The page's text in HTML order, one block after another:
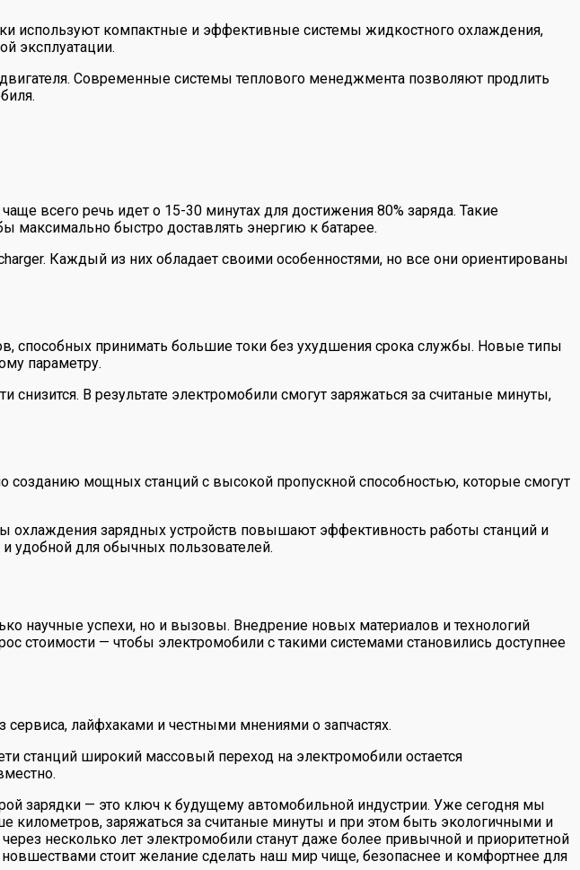
используют компактные и эффективные системы жидкостного охлаждения,
эксплуатации.
Современные системы теплового менеджмента позволяют продлить
всего речь идет о 15-30 минутах для достижения 80% заряда. Такие
максимально быстро доставлять энергию к батарее.
Каждый из них обладает своими особенностями, но все они ориентированы
способных принимать большие токи без ухудшения срока службы. Новые типы
параметру.
снизится. В результате электромобили смогут заряжаться за считаные минуты,
созданию мощных станций с высокой пропускной способностью, которые смогут
охлаждения зарядных устройств повышают эффективность работы станций и
удобной для обычных пользователей.
научные успехи, но и вызовы. Внедрение новых материалов и технологий
стоимости — чтобы электромобили с такими системами становились доступнее
лайфхаками и честными мнениями о запчастях.
станций широкий массовый переход на электромобили остается
зарядки — это ключ к будущему автомобильной индустрии. Уже сегодня мы
заряжаться за считаные минуты и при этом быть экологичными и
несколько лет электромобили станут даже более привычной и приоритетной
стоит желание сделать наш мир чище, безопаснее и комфортнее для